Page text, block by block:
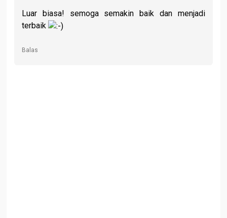
Luar biasa! semoga semakin baik dan menjadi
terbaik
Balas